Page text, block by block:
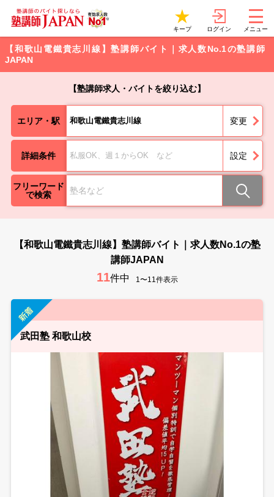
キープ ログイン メニュー
【和歌山電鐵貴志川線】塾講師バイト｜求人数No.1の塾講師
JAPAN
【塾講師求人・バイトを絞り込む】
エリア・駅 和歌山電鐵貴志川線 変更
詳細条件 私服OK、週１からOK など 設定
フリーワード
で検索
【和歌山電鐵貴志川線】塾講師バイト｜求人数No.1の塾
講師JAPAN
11件中 1〜11件表示
武田塾 和歌山校